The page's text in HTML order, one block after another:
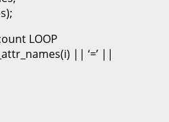
LOOP
|| ‘=’ ||